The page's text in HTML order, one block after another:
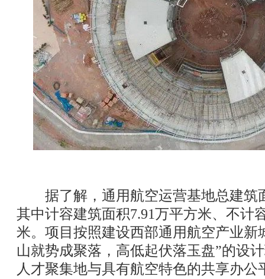
据了解，通用航空运营基地总建筑
其中计容建筑面积7.91万平方米、不计
米。项目按照建设西部通用航空产业新
山就势成聚落，高低起伏落玉盘”的设
人才聚集地与具有航空特色的共享办